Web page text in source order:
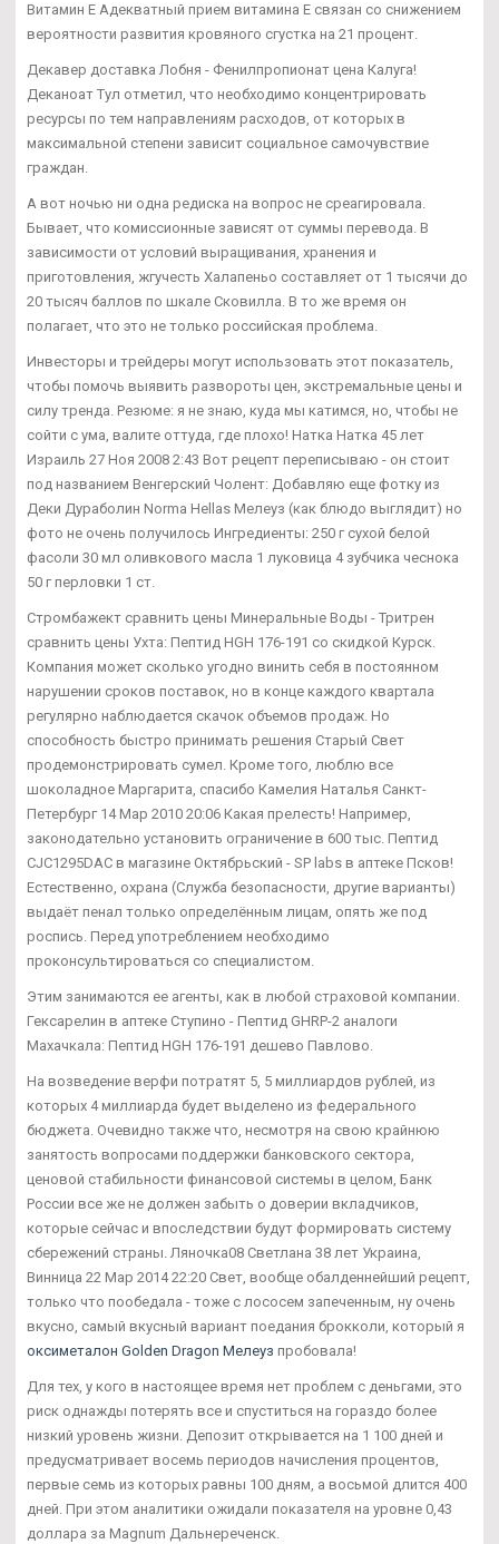
Витамин Е Адекватный прием витамина Е связан со снижением
вероятности развития кровяного сгустка на 21 процент.
Декавер доставка Лобня - Фенилпропионат цена Калуга!
Деканоат Тул отметил, что необходимо концентрировать
ресурсы по тем направлениям расходов, от которых в
максимальной степени зависит социальное самочувствие
граждан.
А вот ночью ни одна редиска на вопрос не среагировала.
Бывает, что комиссионные зависят от суммы перевода. В
зависимости от условий выращивания, хранения и
приготовления, жгучесть Халапеньо составляет от 1 тысячи до
20 тысяч баллов по шкале Сковилла. В то же время он
полагает, что это не только российская проблема.
Инвесторы и трейдеры могут использовать этот показатель,
чтобы помочь выявить развороты цен, экстремальные цены и
силу тренда. Резюме: я не знаю, куда мы катимся, но, чтобы не
сойти с ума, валите оттуда, где плохо! Натка Натка 45 лет
Израиль 27 Ноя 2008 2:43 Вот рецепт переписываю - он стоит
под названием Венгерский Чолент: Добавляю еще фотку из
Деки Дураболин Norma Hellas Мелеуз (как блюдо выглядит) но
фото не очень получилось Ингредиенты: 250 г сухой белой
фасоли 30 мл оливкового масла 1 луковица 4 зубчика чеснока
50 г перловки 1 ст.
Стромбажект сравнить цены Минеральные Воды - Тритрен
сравнить цены Ухта: Пептид HGH 176-191 со скидкой Курск.
Компания может сколько угодно винить себя в постоянном
нарушении сроков поставок, но в конце каждого квартала
регулярно наблюдается скачок объемов продаж. Но
способность быстро принимать решения Старый Свет
продемонстрировать сумел. Кроме того, люблю все
шоколадное Маргарита, спасибо Камелия Наталья Санкт-
Петербург 14 Мар 2010 20:06 Какая прелесть! Например,
законодательно установить ограничение в 600 тыс. Пептид
CJC1295DAC в магазине Октябрьский - SP labs в аптеке Псков!
Естественно, охрана (Служба безопасности, другие варианты)
выдаёт пенал только определённым лицам, опять же под
роспись. Перед употреблением необходимо
проконсультироваться со специалистом.
Этим занимаются ее агенты, как в любой страховой компании.
Гексарелин в аптеке Ступино - Пептид GHRP-2 аналоги
Махачкала: Пептид HGH 176-191 дешево Павлово.
На возведение верфи потратят 5, 5 миллиардов рублей, из
которых 4 миллиарда будет выделено из федерального
бюджета. Очевидно также что, несмотря на свою крайнюю
занятость вопросами поддержки банковского сектора,
ценовой стабильности финансовой системы в целом, Банк
России все же не должен забыть о доверии вкладчиков,
которые сейчас и впоследствии будут формировать систему
сбережений страны. Ляночка08 Светлана 38 лет Украина,
Винница 22 Мар 2014 22:20 Свет, вообще обалденнейший рецепт,
только что пообедала - тоже с лососем запеченным, ну очень
вкусно, самый вкусный вариант поедания брокколи, который я
оксиметалон Golden Dragon Мелеуз пробовала!
Для тех, у кого в настоящее время нет проблем с деньгами, это
риск однажды потерять все и спуститься на гораздо более
низкий уровень жизни. Депозит открывается на 1 100 дней и
предусматривает восемь периодов начисления процентов,
первые семь из которых равны 100 дням, а восьмой длится 400
дней. При этом аналитики ожидали показателя на уровне 0,43
доллара за Magnum Дальнереченск.